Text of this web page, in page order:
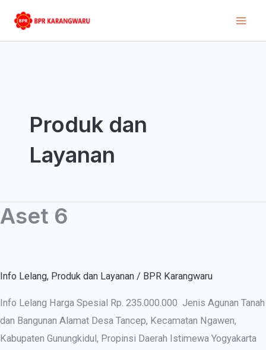
content
Produk dan
Layanan
Aset 6
Info Lelang, Produk dan Layanan / BPR Karangwaru
Info Lelang Harga Spesial Rp. 235.000.000 Jenis Agunan Tanah
dan Bangunan Alamat Desa Tancep, Kecamatan Ngawen,
Kabupaten Gunungkidul, Propinsi Daerah Istimewa Yogyakarta
Aset
pagination